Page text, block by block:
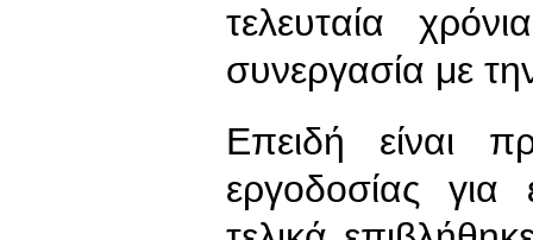
τελευταία
συνεργασία με
Επειδή είναι
εργοδοσίας